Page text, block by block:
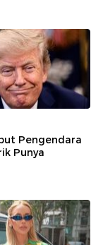
Pengendara
Punya